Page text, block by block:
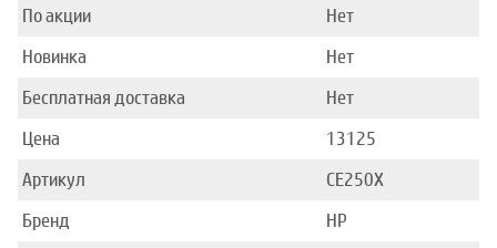
По акции
Нет
Новинка
Нет
Бесплатная доставка
Нет
Цена
13125
Артикул
CE250X
Бренд
HP